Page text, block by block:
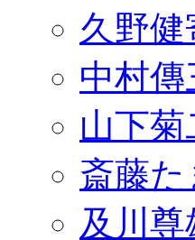
久野
中村
山下
斎藤
及川